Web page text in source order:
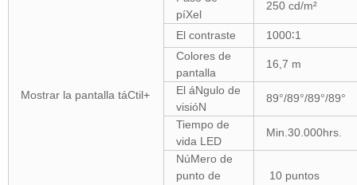
Mostrar la pantalla táCtil+
píXel
250 cd/m²
El contraste
1000∶1
Colores de
pantalla
16,7 m
El áNgulo de
visióN
89°/89°/89°/89°
Tiempo de
vida LED
Min.30.000hrs.
NúMero de
punto de
10 puntos